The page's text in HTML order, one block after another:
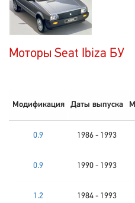
Моторы Seat Ibiza БУ
Модификация Даты выпуска
0.9 1986 - 1993
0.9 1990 - 1993
1.2 1984 - 1993